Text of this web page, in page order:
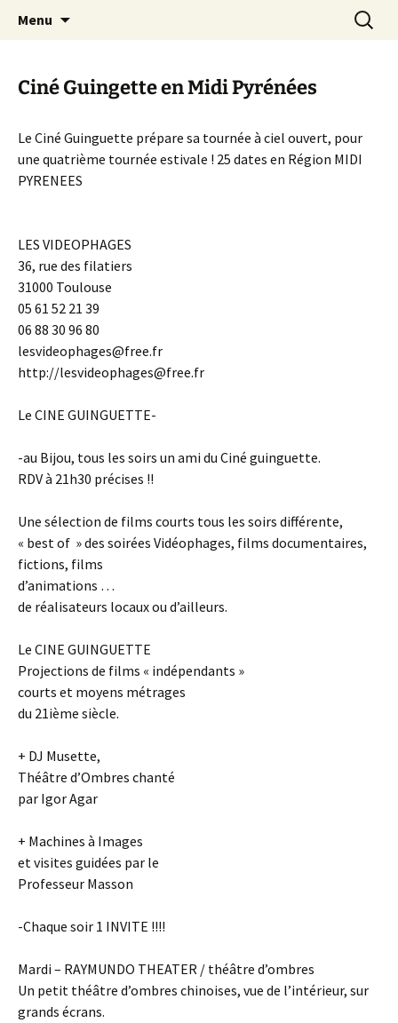
Canal Marches
Menu
Ciné Guingette en Midi Pyrénées
Le Ciné Guinguette prépare sa tournée à ciel ouvert, pour
une quatrième tournée estivale ! 25 dates en Région MIDI
PYRENEES
LES VIDEOPHAGES
36, rue des filatiers
31000 Toulouse
05 61 52 21 39
06 88 30 96 80
lesvideophages@free.fr
http://lesvideophages@free.fr
Le CINE GUINGUETTE-
-au Bijou, tous les soirs un ami du Ciné guinguette.
RDV à 21h30 précises !!
Une sélection de films courts tous les soirs différente,
« best of » des soirées Vidéophages, films documentaires,
fictions, films
d’animations …
de réalisateurs locaux ou d’ailleurs.
Le CINE GUINGUETTE
Projections de films « indépendants »
courts et moyens métrages
du 21ième siècle.
+ DJ Musette,
Théâtre d’Ombres chanté
par Igor Agar
+ Machines à Images
et visites guidées par le
Professeur Masson
-Chaque soir 1 INVITE !!!!
Mardi – RAYMUNDO THEATER / théâtre d’ombres
Un petit théâtre d’ombres chinoises, vue de l’intérieur, sur
grands écrans.